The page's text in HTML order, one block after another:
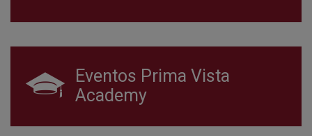
Eventos Prima Vista
Academy